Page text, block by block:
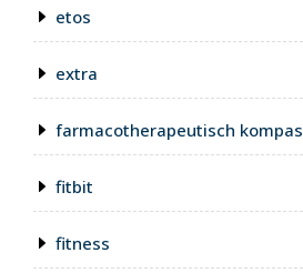
etos
extra
farmacotherapeutisch kompas
fitbit
fitness